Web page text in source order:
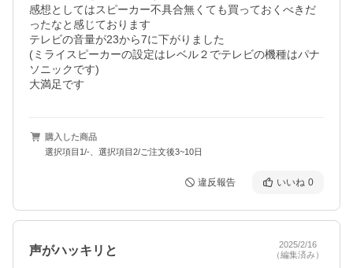
感想としてはスピーカー不具合無くても買っておくべきだ
ったなと感じております
テレビの音量が23から7に下がりました
(ミライスピーカーの設定はレベル２でテレビの機種はパナ
ソニックです)
大満足です
購入した商品
選択項目1/-、選択項目2/ご注文後3~10日
違反報告 いいね 0
声がハッキリと
2025/2/16
（編集済み）